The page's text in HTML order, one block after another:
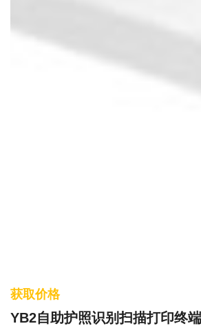
获取价格
YB2自助护照识别扫描打印终